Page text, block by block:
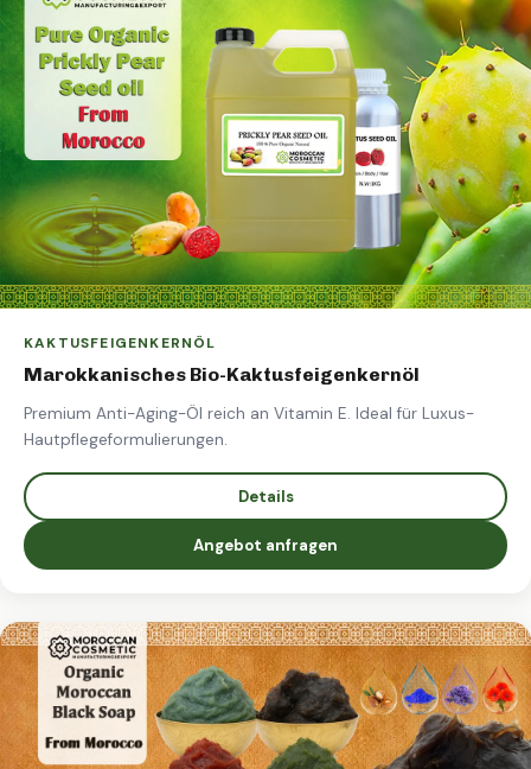
KAKTUSFEIGENKERNÖL
Marokkanisches Bio-Kaktusfeigenkernöl
Premium Anti-Aging-Öl reich an Vitamin E. Ideal für Luxus-
Hautpflegeformulierungen.
Details
Angebot anfragen